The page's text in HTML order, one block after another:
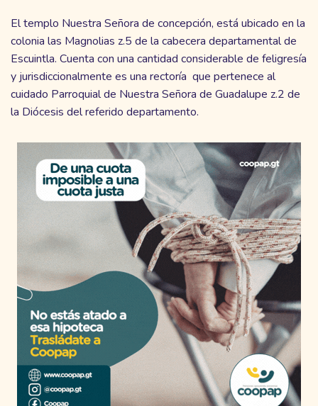
El templo Nuestra Señora de concepción, está ubicado en la
colonia las Magnolias z.5 de la cabecera departamental de
Escuintla. Cuenta con una cantidad considerable de feligresía
y jurisdiccionalmente es una rectoría que pertenece al
cuidado Parroquial de Nuestra Señora de Guadalupe z.2 de
la Diócesis del referido departamento.